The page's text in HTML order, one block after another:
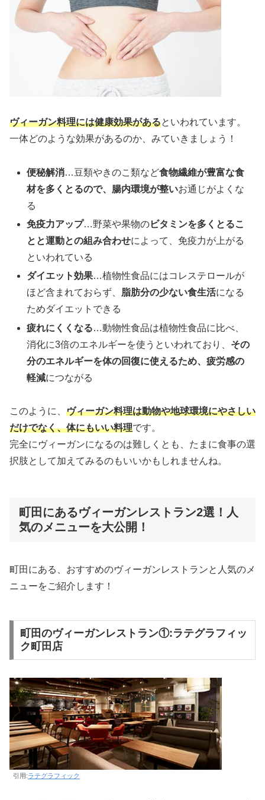
ヴィーガン料理には健康効果があるといわれています。
一体どのような効果があるのか、みていきましょう！
便秘解消…豆類やきのこ類など食物繊維が豊富な食
材を多くとるので、腸内環境が整いお通じがよくな
る
免疫力アップ…野菜や果物のビタミンを多くとるこ
とと運動との組み合わせによって、免疫力が上がる
といわれている
ダイエット効果…植物性食品にはコレステロールが
ほど含まれておらず、 脂肪分の少ない食生活になる
ためダイエットできる
疲れにくくなる…動物性食品は植物性食品に比べ、
消化に3倍のエネルギーを使うといわれており、 その
分のエネルギーを体の回復に使えるため、疲労感の
軽減につながる
このように、 ヴィーガン料理は動物や地球環境にやさしい
だけでなく、体にもいい料理です。
完全にヴィーガンになるのは難しくとも、たまに食事の選
択肢として加えてみるのもいいかもしれませんね。
町田にあるヴィーガンレストラン2選！人
気のメニューを大公開！
町田にある、おすすめのヴィーガンレストランと人気のメ
ニューをご紹介します！
町田のヴィーガンレストラン①:ラテグラフィッ
ク町田店
引用:ラテグラフィック